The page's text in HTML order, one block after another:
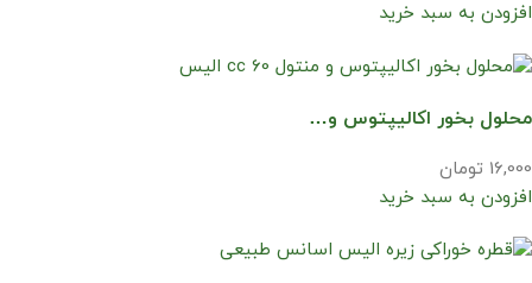
افزودن به سبد خرید
محلول بخور اکالیپتوس و…
16,000 تومان
افزودن به سبد خرید